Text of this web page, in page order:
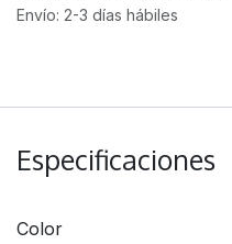
Envío: 2-3 días hábiles
Especificaciones
Color